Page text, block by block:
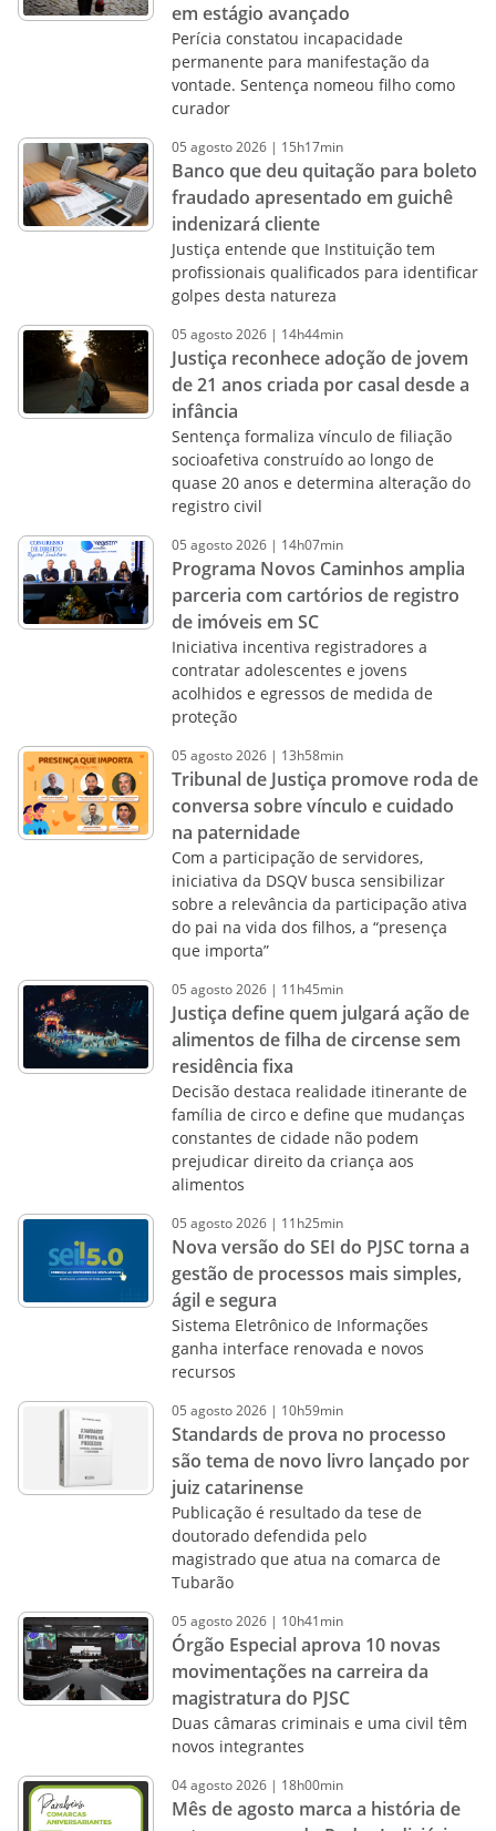
em estágio avançado
Perícia constatou incapacidade
permanente para manifestação da
vontade. Sentença nomeou filho como
curador
05 agosto2026 | 15h17min
Banco que deu quitação para boleto
fraudado apresentado em guichê
indenizará cliente
Justiça entende que Instituição tem
profissionais qualificados para identificar
golpes desta natureza
05 agosto2026 | 14h44min
Justiça reconhece adoção de jovem
de 21 anos criada por casal desde a
infância
Sentença formaliza vínculo de filiação
socioafetiva construído ao longo de
quase 20 anos e determina alteração do
registro civil
05 agosto2026 | 14h07min
Programa Novos Caminhos amplia
parceria com cartórios de registro
de imóveis em SC
Iniciativa incentiva registradores a
contratar adolescentes e jovens
acolhidos e egressos de medida de
proteção
05 agosto2026 | 13h58min
Tribunal de Justiça promove roda de
conversa sobre vínculo e cuidado
na paternidade
Com a participação de servidores,
iniciativa da DSQV busca sensibilizar
sobre a relevância da participação ativa
do pai na vida dos filhos, a “presença
que importa”
05 agosto2026 | 11h45min
Justiça define quem julgará ação de
alimentos de filha de circense sem
residência fixa
Decisão destaca realidade itinerante de
família de circo e define que mudanças
constantes de cidade não podem
prejudicar direito da criança aos
alimentos
05 agosto2026 | 11h25min
Nova versão do SEI do PJSC torna a
gestão de processos mais simples,
ágil e segura
Sistema Eletrônico de Informações
ganha interface renovada e novos
recursos
05 agosto2026 | 10h59min
Standards de prova no processo
são tema de novo livro lançado por
juiz catarinense
Publicação é resultado da tese de
doutorado defendida pelo
magistrado que atua na comarca de
Tubarão
05 agosto2026 | 10h41min
Órgão Especial aprova 10 novas
movimentações na carreira da
magistratura do PJSC
Duas câmaras criminais e uma civil têm
novos integrantes
04agosto2026 | 18h00min
Mês de agosto marca a história de